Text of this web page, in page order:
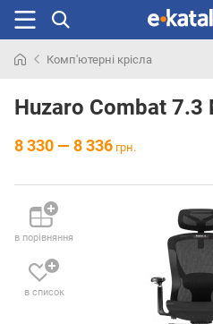
раніше
Комп'ютерні крісла
Huzaro Combat 7.3
8 330 — 8 336 грн.
в порівняння
в список